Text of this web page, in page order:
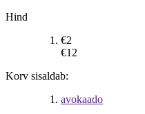
Hind
€2
€12
Korv sisaldab:
avokaado